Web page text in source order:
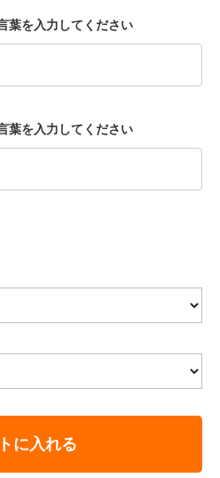
葉を入力してください
葉を入力してください
に入れる